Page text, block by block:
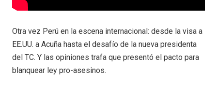
Otra vez Perú en la escena internacional: desde la visa a
EE.UU. a Acuña hasta el desafío de la nueva presidenta
del TC. Y las opiniones trafa que presentó el pacto para
blanquear ley pro-asesinos.